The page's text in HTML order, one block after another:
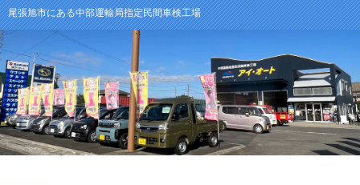
尾張旭市にある中部運輸局指定民間車検工場